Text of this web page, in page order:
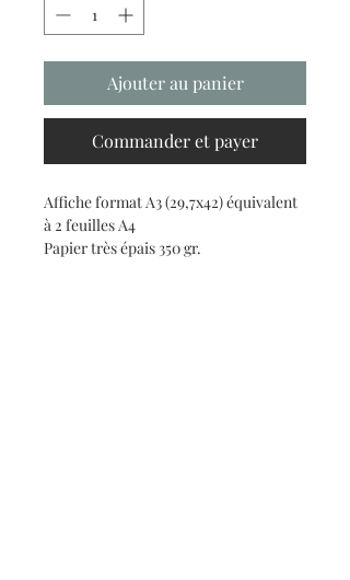
Ajouter au panier
Commander et payer
Affiche format A3 (29,7x42) équivalent
à 2 feuilles A4
Papier très épais 350 gr.